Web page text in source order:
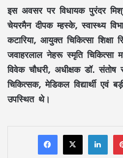
इस अवसर पर विधायकपुरंदर
चेयरमैनदीपक म्हस्के,स्वास्थ्य
कटारिया, आयुक्त चिकित्सा शिक्षा
जवाहरलाल नेहरू स्मृति चिकित्सा
विवेक चौधरी, अधीक्षकडॉ. संतोष
चिकित्सक,मेडिकल विद्यार्थीएवं
उपस्थित थे।